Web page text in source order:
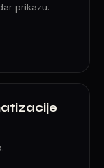
prikazu.